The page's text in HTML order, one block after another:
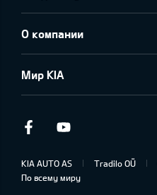
О компании
Мир KIA
Facebook
KIA AUTO AS Tradilo OÜ
По всему миру